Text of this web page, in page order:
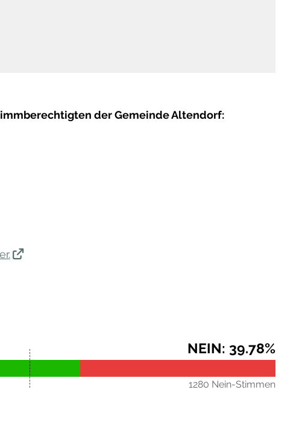
der Gemeinde Altendorf:
NEIN: 39.78%
1280 Nein-Stimmen